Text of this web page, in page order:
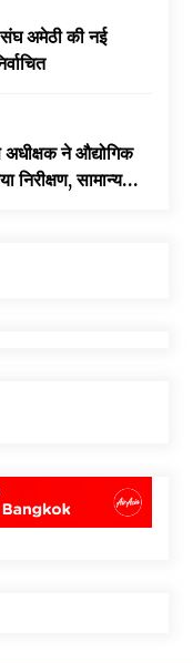
संघ अमेठी की नई
अधीक्षक ने औद्योगिक
निरीक्षण, सामान्य